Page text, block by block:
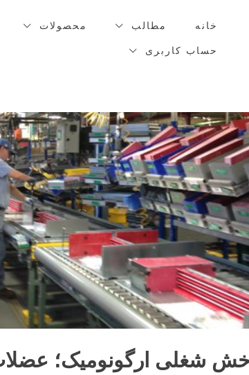
خانه مطالب محصولات
حساب کاربری
شغلی ارگونومیک؛